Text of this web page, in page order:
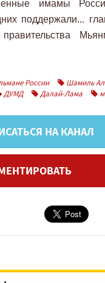
имамы
поддержали...
России
Шамиль
ДУМД Далай-Лама
НА КАНАЛ